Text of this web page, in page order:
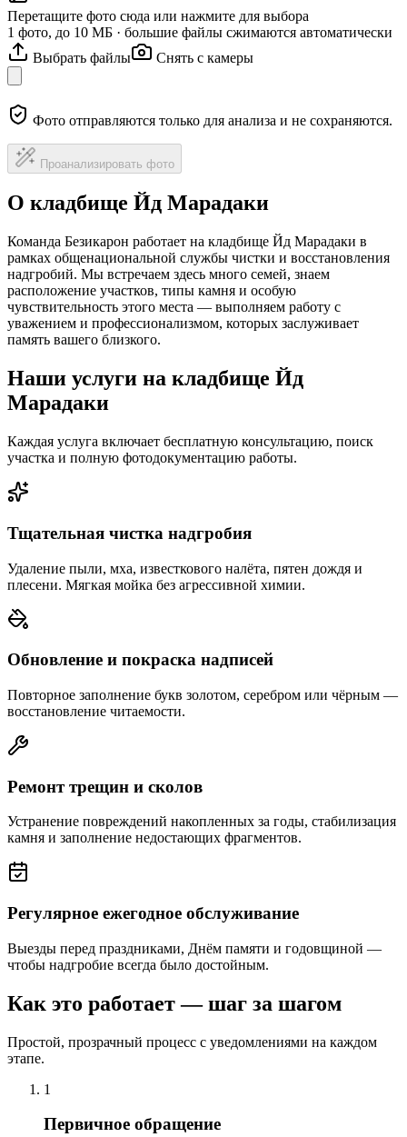
Перетащите фото сюда или нажмите для выбора
1 фото, до 10 МБ · большие файлы сжимаются автоматически
Выбрать файлы
Снять с камеры
Фото отправляются только для анализа и не сохраняются.
Проанализировать фото
О кладбище Йд Марадаки
Команда Безикарон работает на кладбище Йд Марадаки в
рамках общенациональной службы чистки и восстановления
надгробий. Мы встречаем здесь много семей, знаем
расположение участков, типы камня и особую
чувствительность этого места — выполняем работу с
уважением и профессионализмом, которых заслуживает
память вашего близкого.
Наши услуги на кладбище Йд
Марадаки
Каждая услуга включает бесплатную консультацию, поиск
участка и полную фотодокументацию работы.
Тщательная чистка надгробия
Удаление пыли, мха, известкового налёта, пятен дождя и
плесени. Мягкая мойка без агрессивной химии.
Обновление и покраска надписей
Повторное заполнение букв золотом, серебром или чёрным —
восстановление читаемости.
Ремонт трещин и сколов
Устранение повреждений накопленных за годы, стабилизация
камня и заполнение недостающих фрагментов.
Регулярное ежегодное обслуживание
Выезды перед праздниками, Днём памяти и годовщиной —
чтобы надгробие всегда было достойным.
Как это работает — шаг за шагом
Простой, прозрачный процесс с уведомлениями на каждом
этапе.
1
Первичное обращение